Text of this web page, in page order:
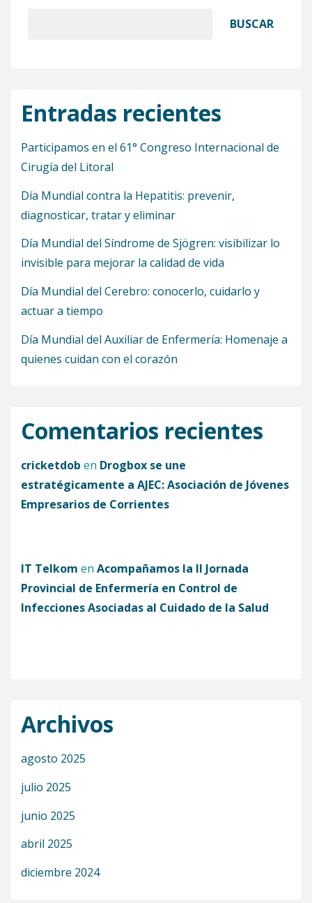
BUSCAR
Entradas recientes
Participamos en el 61° Congreso Internacional de
Cirugía del Litoral
Día Mundial contra la Hepatitis: prevenir,
diagnosticar, tratar y eliminar
Día Mundial del Síndrome de Sjögren: visibilizar lo
invisible para mejorar la calidad de vida
Día Mundial del Cerebro: conocerlo, cuidarlo y
actuar a tiempo
Día Mundial del Auxiliar de Enfermería: Homenaje a
quienes cuidan con el corazón
Comentarios recientes
cricketdob en Drogbox se une
estratégicamente a AJEC: Asociación de Jóvenes
Empresarios de Corrientes
IT Telkom en Acompañamos la II Jornada
Provincial de Enfermería en Control de
Infecciones Asociadas al Cuidado de la Salud
Archivos
agosto 2025
julio 2025
junio 2025
abril 2025
diciembre 2024